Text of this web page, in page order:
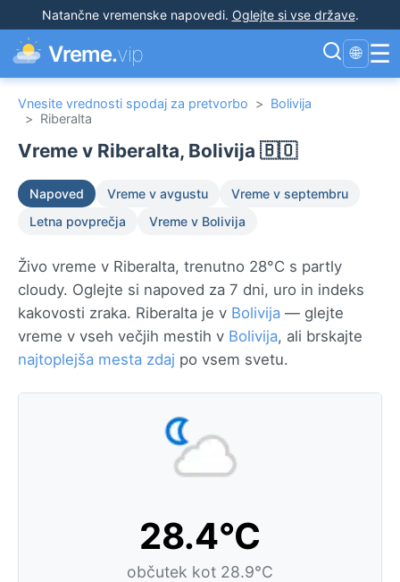
Natančne vremenske napovedi. Oglejte si vse države.
Vreme.vip 🌐 ☰
Vnesite vrednosti spodaj za pretvorbo > Bolivija
> Riberalta
Vreme v Riberalta, Bolivija 🇧🇴
Napoved Vreme v avgustu
Vreme v septembru
Letna povprečja
Vreme v Bolivija
Živo vreme v Riberalta, trenutno 28°C s partly
cloudy. Oglejte si napoved za 7 dni, uro in indeks
kakovosti zraka. Riberalta je v Bolivija — glejte
vreme v vseh večjih mestih v Bolivija, ali brskajte
najtoplejša mesta zdaj po vsem svetu.
28.4°C
občutek kot 28.9°C